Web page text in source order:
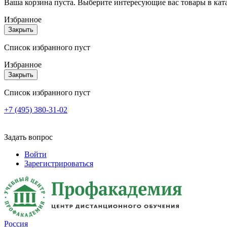
Ваша корзина пуста. Выберите интересующие вас товары в
Избранное
Закрыть
Список избранного пуст
Избранное
Закрыть
Список избранного пуст
+7 (495) 380-31-02
Задать вопрос
Войти
Зарегистрироваться
Россия